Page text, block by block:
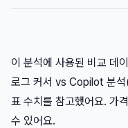
이 분석에 사용된 비교
로그 커서 vs Copilot 분
표 수치를 참고했어요. 가
수 있어요.